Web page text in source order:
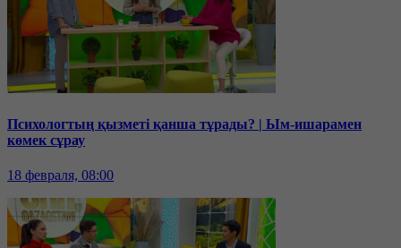
Психологтың қызметі қанша тұрады? | Ым-ишарамен
көмек сұрау
18 февраля, 08:00